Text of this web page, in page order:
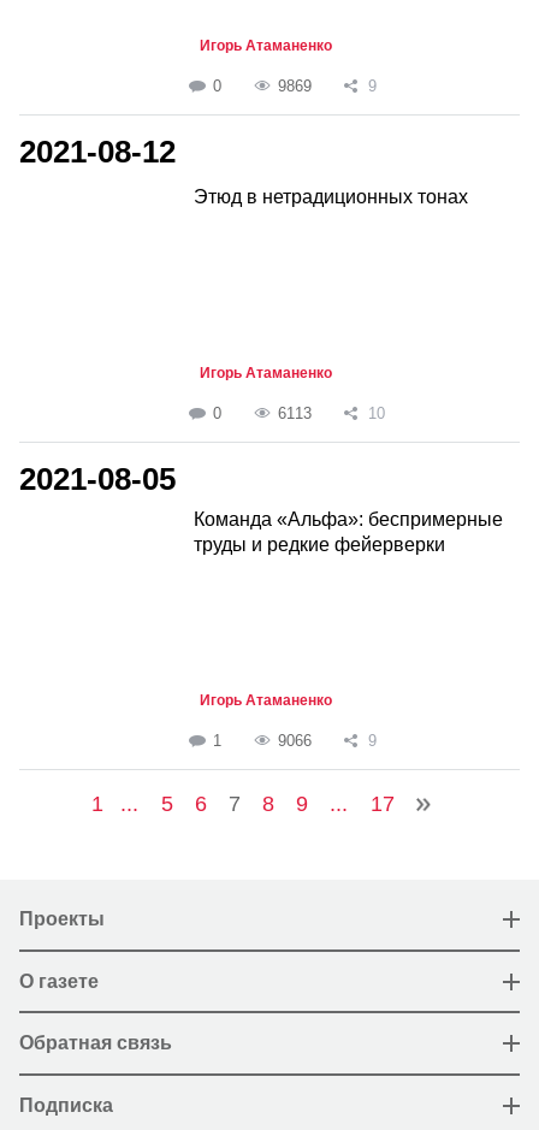
Игорь Атаманенко
0 9869 9
2021-08-12
Этюд в нетрадиционных тонах
Игорь Атаманенко
0 6113 10
2021-08-05
Команда «Альфа»: беспримерные
труды и редкие фейерверки
Игорь Атаманенко
1 9066 9
1 ... 5 6 7 8 9 ... 17
Проекты
О газете
Обратная связь
Подписка